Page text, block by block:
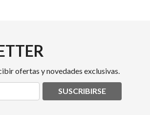
ofertas y novedades exclusivas.
SUSCRIBIRSE